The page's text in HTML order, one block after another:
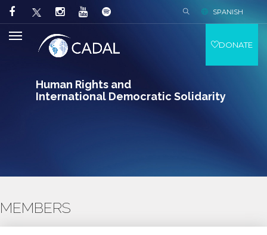
Human Rights and
International Democratic Solidarity
SPANISH
DONATE
MEMBERS